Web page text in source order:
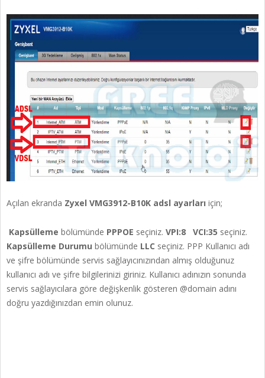
Açılan ekranda Zyxel VMG3912-B10K adsl ayarları için;
Kapsülleme bölümünde PPPOE seçiniz. VPI:8 VCI:35 seçiniz.
Kapsülleme Durumu bölümünde LLC seçiniz. PPP Kullanıcı adı
ve şifre bölümünde servis sağlayıcınızından almış olduğunuz
kullanıcı adı ve şifre bilgilerinizi giriniz. Kullanıcı adınızın sonunda
servis sağlayıcılara göre değişkenlik gösteren @domain adını
doğru yazdığınızdan emin olunuz.